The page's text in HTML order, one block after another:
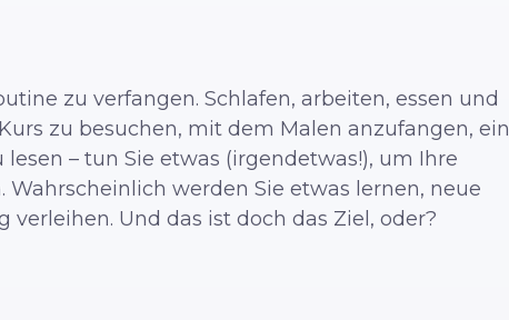
zu verfangen. Schlafen, arbeiten, essen und
zu besuchen, mit dem Malen anzufangen, ein
– tun Sie etwas (irgendetwas!), um Ihre
werden Sie etwas lernen, neue
Und das ist doch das Ziel, oder?